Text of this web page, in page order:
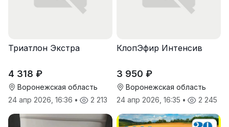
Триатлон Экстра
4 318 ₽
Воронежская область
24 апр 2026, 16:36 • 2 213
КлопЭфир Интенсив
3 950 ₽
Воронежская область
24 апр 2026, 16:35 • 2 245